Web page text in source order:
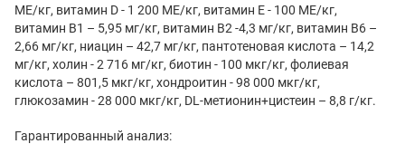
МЕ/кг, витамин D - 1 200 МЕ/кг, витамин Е - 100 МЕ/кг,
витамин В1 – 5,95 мг/кг, витамин В2 -4,3 мг/кг, витамин B6 –
2,66 мг/кг, ниацин – 42,7 мг/кг, пантотеновая кислота – 14,2
мг/кг, холин - 2 716 мг/кг, биотин - 100 мкг/кг, фолиевая
кислота – 801,5 мкг/кг, хондроитин - 98 000 мкг/кг,
глюкозамин - 28 000 мкг/кг, DL-метионин+цистеин – 8,8 г/кг.
Гарантированный анализ: